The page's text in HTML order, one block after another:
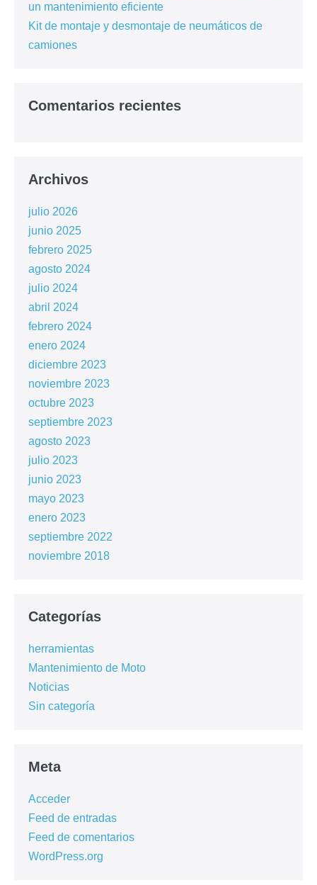
un mantenimiento eficiente
Kit de montaje y desmontaje de neumáticos de
camiones
Comentarios recientes
Archivos
julio 2026
junio 2025
febrero 2025
agosto 2024
julio 2024
abril 2024
febrero 2024
enero 2024
diciembre 2023
noviembre 2023
octubre 2023
septiembre 2023
agosto 2023
julio 2023
junio 2023
mayo 2023
enero 2023
septiembre 2022
noviembre 2018
Categorías
herramientas
Mantenimiento de Moto
Noticias
Sin categoría
Meta
Acceder
Feed de entradas
Feed de comentarios
WordPress.org